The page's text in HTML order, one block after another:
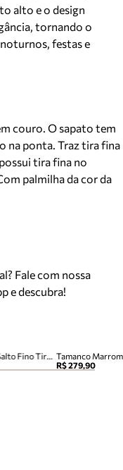
alto e o design
tornando o
festas e
couro. O sapato tem
na ponta. Traz tira fina
tira fina no
palmilha da cor da
Fale com nossa
e descubra!
Tamanco Thong Marrom Couro Salto Fino Tira Dedo Tamanco
R$ 279,90